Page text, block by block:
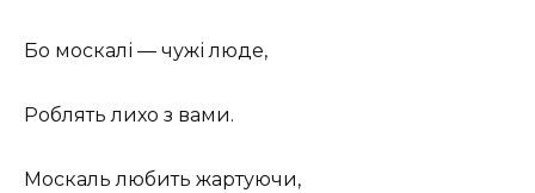
Бо москалі — чужі люде,
Роблять лихо з вами.
Москаль любить жартуючи,